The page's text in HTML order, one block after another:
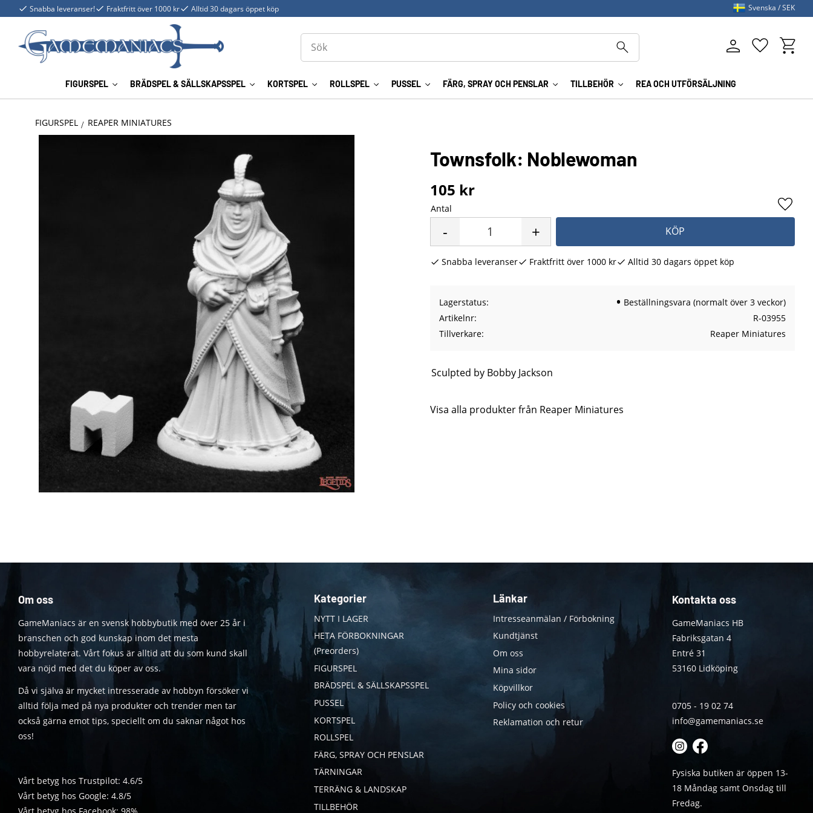
Snabba leveranser! Fraktfritt över 1000 kr Alltid 30 dagars öppet köp
FIGURSPEL BRÄDSPEL & SÄLLSKAPSSPEL KORTSPEL ROLLSPEL PUSSEL FÄRG, SPRAY OCH PENSLAR TILLBEHÖR REA OCH UTFÖRSÄLJNING
Favoriter
Svenska SEK
FIGURSPEL REAPER MINIATURES
Townsfolk: Noblewoman
105 kr
Antal
+
- KÖP
Lägg
Snabba leveranser Fraktfritt över 1000 kr Alltid 30 dagars öppet köp
Lagerstatus
Beställningsvara (normalt över 3 veckor)
Artikelnr
R-03955
Tillverkare
Reaper Miniatures
Sculpted by Bobby Jackson
Visa alla produkter från Reaper Miniatures
Om oss
GameManiacs är en svensk hobbybutik med över 25 år i
branschen och god kunskap inom det mesta
hobbyrelaterat. Vårt fokus är alltid att du som kund skall
vara nöjd med det du köper av oss.
Då vi själva är mycket intresserade av hobbyn försöker vi
alltid följa med på nya produkter och trender men tar
också gärna emot tips, speciellt om du saknar något hos
oss!
Vårt betyg hos Trustpilot: 4.6/5
Vårt betyg hos Google: 4.8/5
Kategorier
NYTT I LAGER
HETA FÖRBOKNINGAR
(Preorders)
FIGURSPEL
BRÄDSPEL & SÄLLSKAPSSPEL
PUSSEL
KORTSPEL
ROLLSPEL
FÄRG, SPRAY OCH PENSLAR
TÄRNINGAR
TERRÄNG & LANDSKAP
TILLBEHÖR
Länkar
Intresseanmälan / Förbokning
Kundtjänst
Om oss
Mina sidor
Köpvillkor
Policy och cookies
Reklamation och retur
Kontakta oss
GameManiacs HB
Fabriksgatan 4
Entré 31
53160 Lidköping
0705 - 19 02 74
info@gamemaniacs.se
Fysiska butiken är öppen 13-
18 Måndag samt Onsdag till
Fredag.